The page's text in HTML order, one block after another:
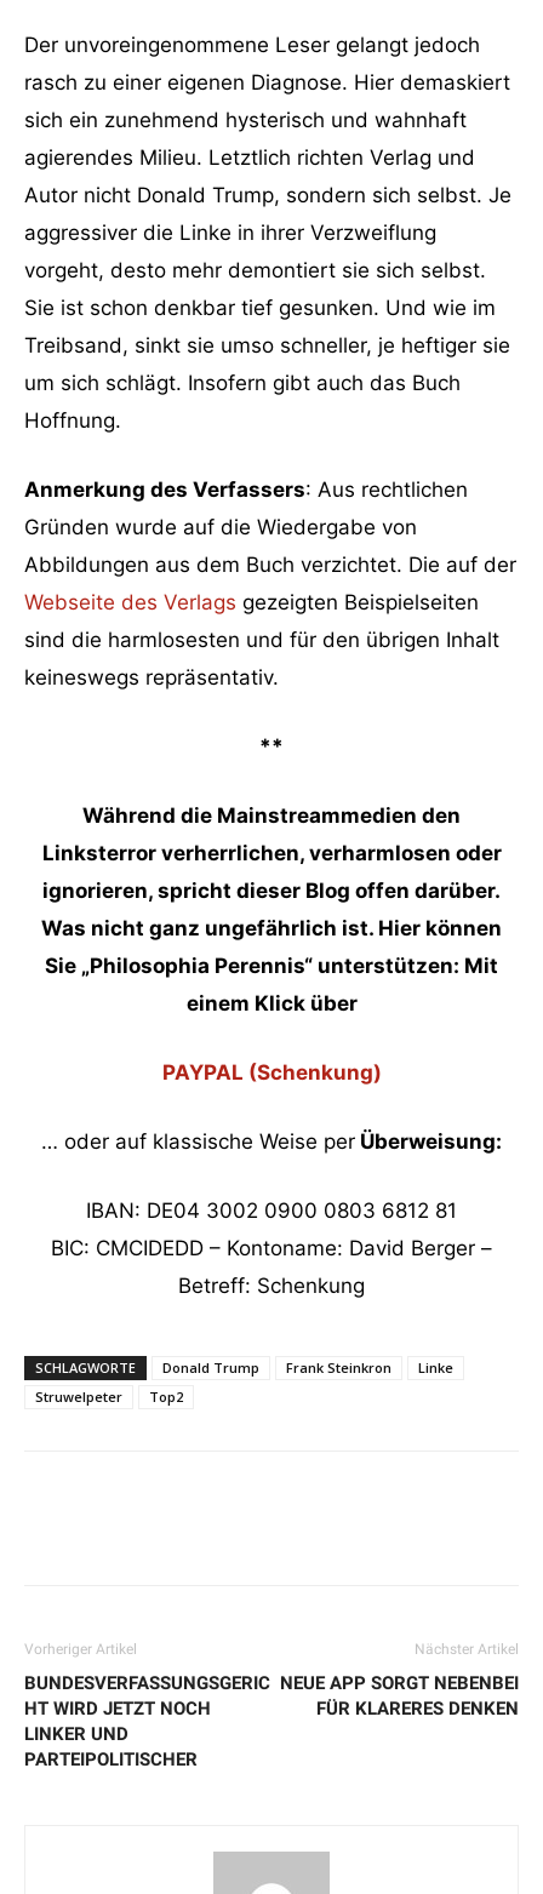
Der unvoreingenommene Leser gelangt jedoch
rasch zu einer eigenen Diagnose. Hier demaskiert
sich ein zunehmend hysterisch und wahnhaft
agierendes Milieu. Letztlich richten Verlag und
Autor nicht Donald Trump, sondern sich selbst. Je
aggressiver die Linke in ihrer Verzweiflung
vorgeht, desto mehr demontiert sie sich selbst.
Sie ist schon denkbar tief gesunken. Und wie im
Treibsand, sinkt sie umso schneller, je heftiger sie
um sich schlägt. Insofern gibt auch das Buch
Hoffnung.
Anmerkung des Verfassers: Aus rechtlichen
Gründen wurde auf die Wiedergabe von
Abbildungen aus dem Buch verzichtet. Die auf der
Webseite des Verlags gezeigten Beispielseiten
sind die harmlosesten und für den übrigen Inhalt
keineswegs repräsentativ.
**
Während die Mainstreammedien den
Linksterror verherrlichen, verharmlosen oder
ignorieren, spricht dieser Blog offen darüber.
Was nicht ganz ungefährlich ist. Hier können
Sie „Philosophia Perennis“ unterstützen: Mit
einem Klick über
PAYPAL (Schenkung)
… oder auf klassische Weise per Überweisung:
IBAN: DE04 3002 0900 0803 6812 81
BIC: CMCIDEDD – Kontoname: David Berger –
Betreff: Schenkung
SCHLAGWORTE Donald Trump Frank Steinkron
Linke
Struwelpeter
Top2
Vorheriger Artikel
BUNDESVERFASSUNGSGERIC
HT WIRD JETZT NOCH
LINKER UND
PARTEIPOLITISCHER
Nächster Artikel
NEUE APP SORGT NEBENBEI
FÜR KLARERES DENKEN